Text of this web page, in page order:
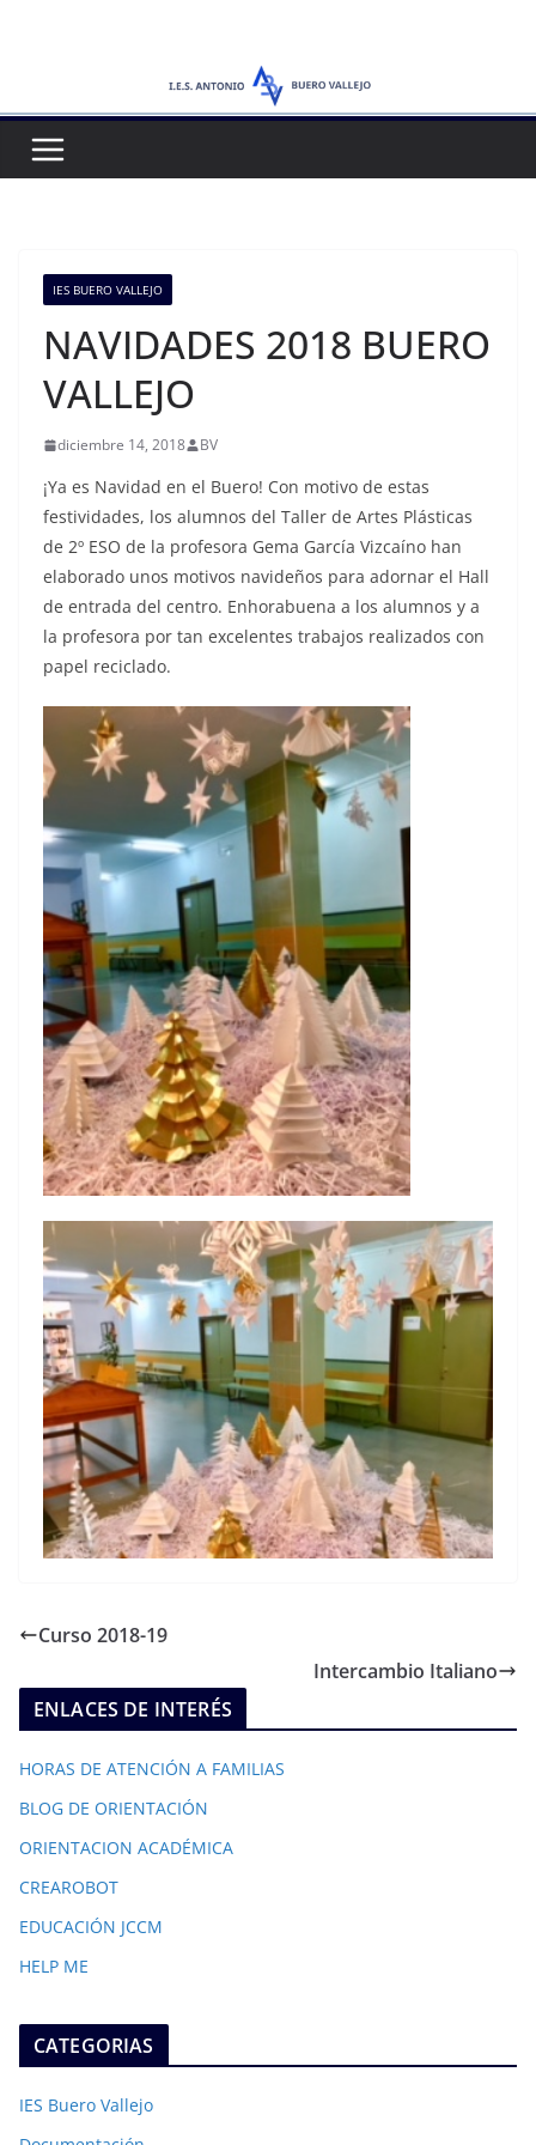
IES BUERO VALLEJO
NAVIDADES 2018 BUERO
VALLEJO
diciembre 14, 2018 BV
¡Ya es Navidad en el Buero! Con motivo de estas
festividades, los alumnos del Taller de Artes Plásticas
de 2º ESO de la profesora Gema García Vizcaíno han
elaborado unos motivos navideños para adornar el Hall
de entrada del centro. Enhorabuena a los alumnos y a
la profesora por tan excelentes trabajos realizados con
papel reciclado.
Curso 2018-19
Intercambio Italiano
ENLACES DE INTERÉS
HORAS DE ATENCIÓN A FAMILIAS
BLOG DE ORIENTACIÓN
ORIENTACION ACADÉMICA
CREAROBOT
EDUCACIÓN JCCM
HELP ME
CATEGORIAS
IES Buero Vallejo